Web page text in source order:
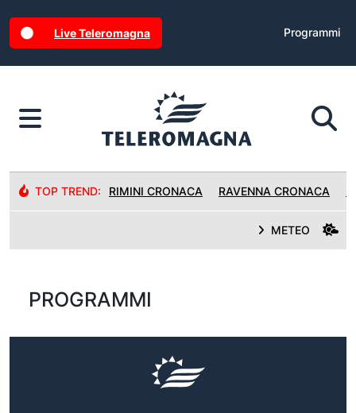
Live Teleromagna Programmi
TOP TREND: RIMINI CRONACA RAVENNA CRONACA
METEO
PROGRAMMI